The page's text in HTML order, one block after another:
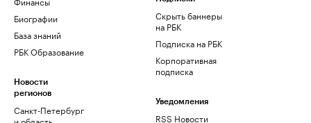
Биографии
База знаний
РБК Образование
Новости
регионов
Санкт-Петербург
Скрыть баннеры
на РБК
Подписка на РБК
Корпоративная
подписка
Уведомления
RSS Новости